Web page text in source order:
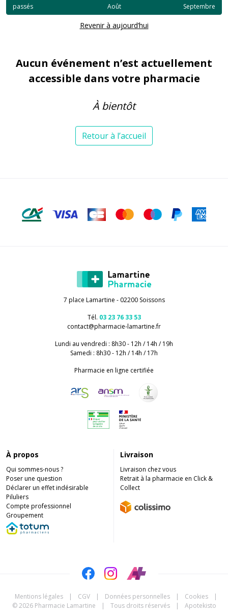
passés Août Septembre
Revenir à aujourd’hui
Aucun événement n’est actuellement
accessible dans votre pharmacie
À bientôt
Retour à l’accueil
7 place Lamartine - 02200 Soissons
Tél. 03 23 76 33 53
contact@pharmacie-lamartine.fr
Lundi au vendredi : 8h30 - 12h / 14h / 19h
Samedi : 8h30 - 12h / 14h / 17h
Pharmacie en ligne certifiée
À propos
Qui sommes-nous ?
Poser une question
Déclarer un effet indésirable
Piluliers
Compte professionnel
Groupement
Livraison
Livraison chez vous
Retrait à la pharmacie en Click &
Collect
Mentions légales | CGV | Données personnelles | Cookies
|
© 2026 Pharmacie Lamartine
| Tous droits réservés | Apotekisto